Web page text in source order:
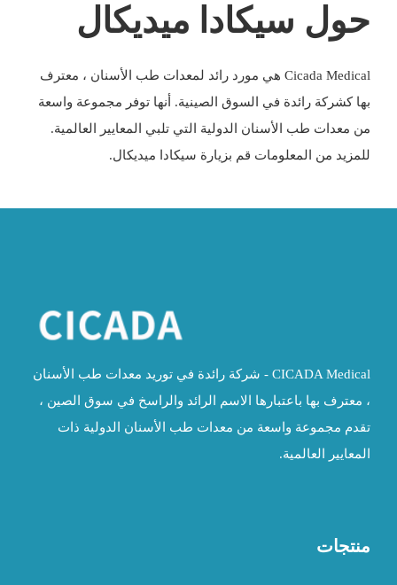
حول سيكادا ميديكال
Cicada Medical هي مورد رائد لمعدات طب الأسنان ، معترف
بها كشركة رائدة في السوق الصينية. أنها توفر مجموعة واسعة
من معدات طب الأسنان الدولية التي تلبي المعايير العالمية.
للمزيد من المعلومات قم بزيارة سيكادا ميديكال.
CICADA Medical - شركة رائدة في توريد معدات طب الأسنان
، معترف بها باعتبارها الاسم الرائد والراسخ في سوق الصين ،
تقدم مجموعة واسعة من معدات طب الأسنان الدولية ذات
المعايير العالمية.
منتجات